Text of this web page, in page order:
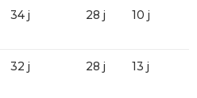
34 j 28 j 10 j
32 j 28 j 13 j